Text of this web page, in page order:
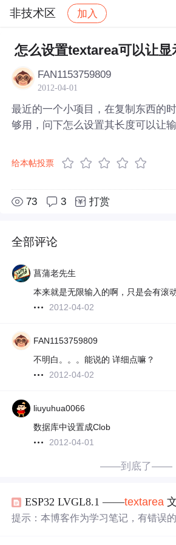
非技术区 加入
社区 非技术区 帖子详情
怎么设置textarea可以让显
FAN1153759809
2012-04-01
最近的一个小项目，在复制东西的
够用，问下怎么设置其长度可以让
给本帖投票
73 3 打赏
全部评论
菖蒲老先生
本来就是无限输入的啊，只是会有滚
2012-04-02
FAN1153759809
不明白。。。能说的 详细点嘛？
2012-04-02
liuyuhua0066
数据库中设置成Clob
2012-04-01
——到底了——
ESP32 LVGL8.1 ——textarea
提示：本博客作为学习笔记，有错误